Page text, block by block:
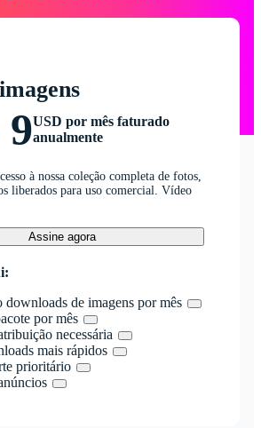
9USD por mês faturado
anualmente
à nossa coleção completa de fotos,
liberados para uso comercial. Vídeo
Assine agora
downloads de imagens por mês
por mês
necessária
mais rápidos
prioritário